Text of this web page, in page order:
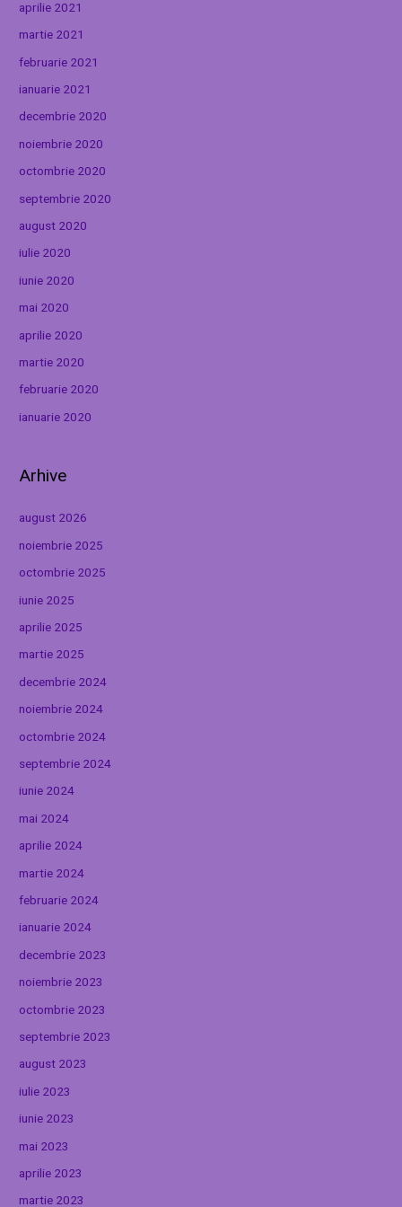
aprilie 2021
martie 2021
februarie 2021
ianuarie 2021
decembrie 2020
noiembrie 2020
octombrie 2020
septembrie 2020
august 2020
iulie 2020
iunie 2020
mai 2020
aprilie 2020
martie 2020
februarie 2020
ianuarie 2020
Arhive
august 2026
noiembrie 2025
octombrie 2025
iunie 2025
aprilie 2025
martie 2025
decembrie 2024
noiembrie 2024
octombrie 2024
septembrie 2024
iunie 2024
mai 2024
aprilie 2024
martie 2024
februarie 2024
ianuarie 2024
decembrie 2023
noiembrie 2023
octombrie 2023
septembrie 2023
august 2023
iulie 2023
iunie 2023
mai 2023
aprilie 2023
martie 2023